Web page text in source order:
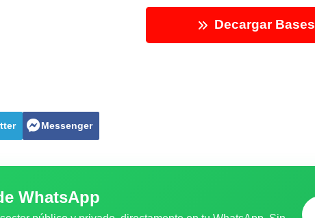
Messenger
Decargar Bases
WhatsApp